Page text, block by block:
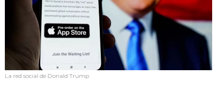
La red social de Donald Trump